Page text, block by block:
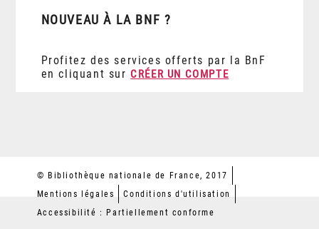
NOUVEAU À LA BNF ?
Profitez des services offerts par la BnF
en cliquant sur CRÉER UN COMPTE
© Bibliothèque nationale de France, 2017
Mentions légales
Conditions d'utilisation
Accessibilité : Partiellement conforme